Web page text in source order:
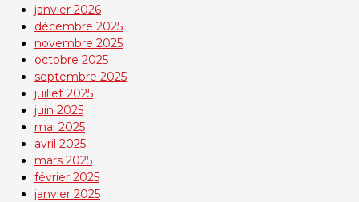
janvier 2026
décembre 2025
novembre 2025
octobre 2025
septembre 2025
juillet 2025
juin 2025
mai 2025
avril 2025
mars 2025
février 2025
janvier 2025